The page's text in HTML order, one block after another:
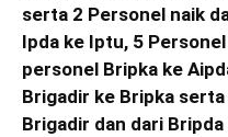
serta 2 Personel naik
Ipda ke Iptu, 5
personel Bripka ke
Brigadir ke Bripka
Brigadir dan dari